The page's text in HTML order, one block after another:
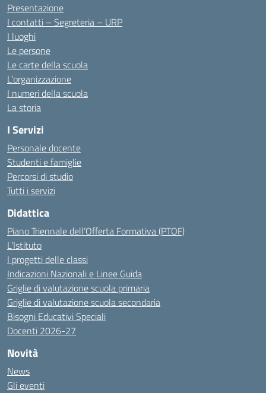
Presentazione
I contatti – Segreteria – URP
I luoghi
Le persone
Le carte della scuola
L’organizzazione
I numeri della scuola
La storia
I Servizi
Personale docente
Studenti e famiglie
Percorsi di studio
Tutti i servizi
Didattica
Piano Triennale dell’Offerta Formativa (PTOF)
L’Istituto
I progetti delle classi
Indicazioni Nazionali e Linee Guida
Griglie di valutazione scuola primaria
Griglie di valutazione scuola secondaria
Bisogni Educativi Speciali
Docenti 2026-27
Novità
News
Gli eventi